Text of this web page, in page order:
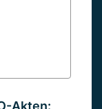
Akten: